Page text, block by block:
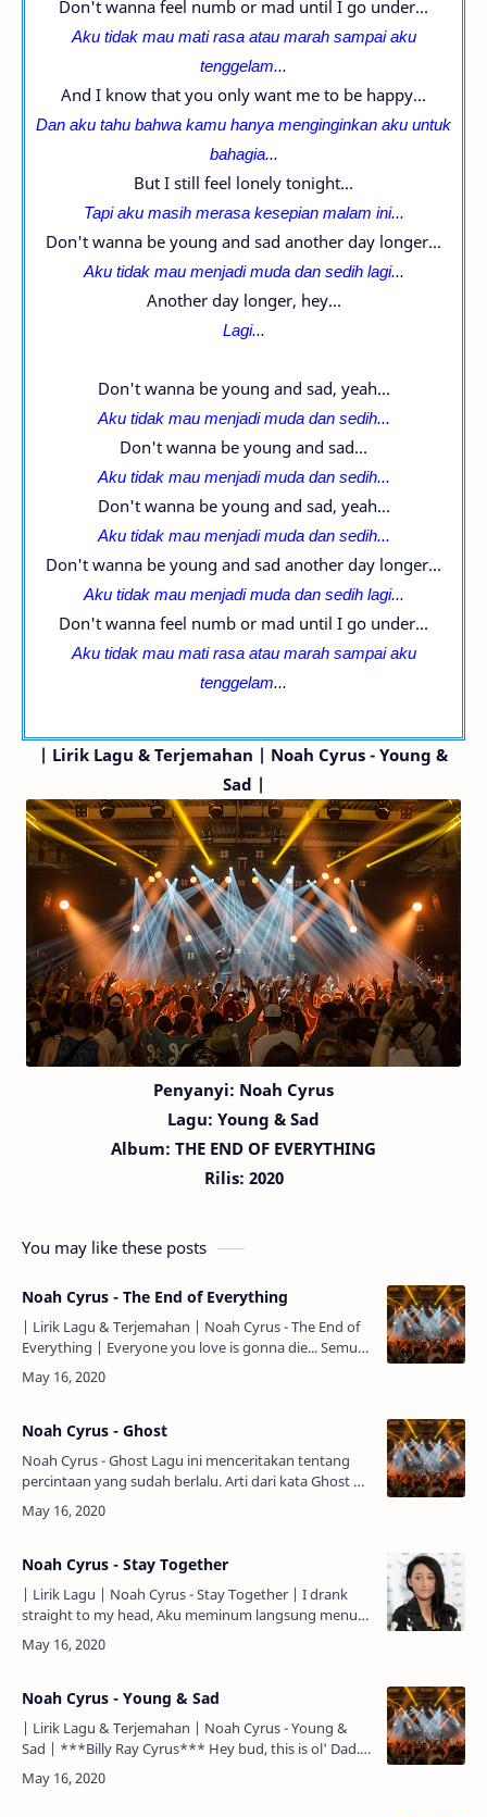
Don't wanna feel numb or mad until I go under...
Aku tidak mau mati rasa atau marah sampai aku
tenggelam...
And I know that you only want me to be happy...
Dan aku tahu bahwa kamu hanya menginginkan aku untuk
bahagia...
But I still feel lonely tonight...
Tapi aku masih merasa kesepian malam ini...
Don't wanna be young and sad another day longer...
Aku tidak mau menjadi muda dan sedih lagi...
Another day longer, hey...
Lagi...
Don't wanna be young and sad, yeah...
Aku tidak mau menjadi muda dan sedih...
Don't wanna be young and sad...
Aku tidak mau menjadi muda dan sedih...
Don't wanna be young and sad, yeah...
Aku tidak mau menjadi muda dan sedih...
Don't wanna be young and sad another day longer...
Aku tidak mau menjadi muda dan sedih lagi...
Don't wanna feel numb or mad until I go under...
Aku tidak mau mati rasa atau marah sampai aku
tenggelam...
| Lirik Lagu & Terjemahan | Noah Cyrus - Young &
Sad |
Penyanyi: Noah Cyrus
Lagu: Young & Sad
Album: THE END OF EVERYTHING
Rilis: 2020
You may like these posts
Noah Cyrus - The End of Everything
| Lirik Lagu & Terjemahan | Noah Cyrus - The End of
Everything | Everyone you love is gonna die... Semua
orang yang kamu cintai akan mati... But, darlin', so i…
Noah Cyrus - Ghost
Noah Cyrus - Ghost Lagu ini menceritakan tentang
percintaan yang sudah berlalu. Arti dari kata Ghost di
dalam lirik lagu ini bukanlah hantu, melainkan
bayangan…
Noah Cyrus - Stay Together
| Lirik Lagu | Noah Cyrus - Stay Together | I drank
straight to my head, Aku meminum langsung menuju
kepalaku, I went outside to smoke a cigarette, Aku
pergi …
Noah Cyrus - Young & Sad
| Lirik Lagu & Terjemahan | Noah Cyrus - Young &
Sad | ***Billy Ray Cyrus*** Hey bud, this is ol' Dad...
Hai, Nak, ini seorang Ayah yang sudah tua... Just …